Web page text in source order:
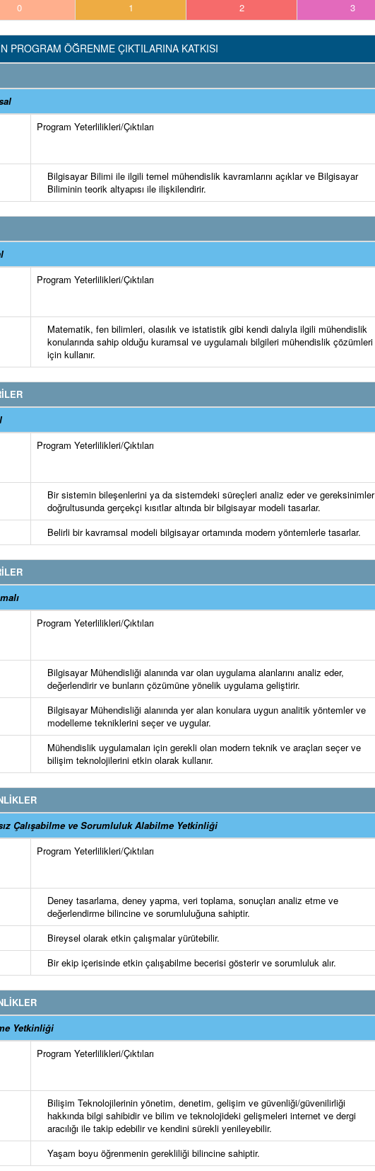
0
1 2 3
PROGRAM ÖĞRENME ÇIKTILARINA KATKISI
Program Yeterlilikleri/Çıktıları
Bilgisayar Bilimi ile ilgili temel mühendislik kavramlarını açıklar ve Bilgisayar
Biliminin teorik altyapısı ile ilişkilendirir.
Program Yeterlilikleri/Çıktıları
Matematik, fen bilimleri, olasılık ve istatistik gibi kendi dalıyla ilgili mühendislik
konularında sahip olduğu kuramsal ve uygulamalı bilgileri mühendislik çözümleri
için kullanır.
Program Yeterlilikleri/Çıktıları
Bir sistemin bileşenlerini ya da sistemdeki süreçleri analiz eder ve gereksinimler
doğrultusunda gerçekçi kısıtlar altında bir bilgisayar modeli tasarlar.
Belirli bir kavramsal modeli bilgisayar ortamında modern yöntemlerle tasarlar.
Program Yeterlilikleri/Çıktıları
Bilgisayar Mühendisliği alanında var olan uygulama alanlarını analiz eder,
değerlendirir ve bunların çözümüne yönelik uygulama geliştirir.
Bilgisayar Mühendisliği alanında yer alan konulara uygun analitik yöntemler ve
modelleme tekniklerini seçer ve uygular.
Mühendislik uygulamaları için gerekli olan modern teknik ve araçları seçer ve
bilişim teknolojilerini etkin olarak kullanır.
Çalışabilme ve Sorumluluk Alabilme Yetkinliği
Program Yeterlilikleri/Çıktıları
Deney tasarlama, deney yapma, veri toplama, sonuçları analiz etme ve
değerlendirme bilincine ve sorumluluğuna sahiptir.
Bireysel olarak etkin çalışmalar yürütebilir.
Bir ekip içerisinde etkin çalışabilme becerisi gösterir ve sorumluluk alır.
Yetkinliği
Program Yeterlilikleri/Çıktıları
Bilişim Teknolojilerinin yönetim, denetim, gelişim ve güvenliği/güvenilirliği
hakkında bilgi sahibidir ve bilim ve teknolojideki gelişmeleri internet ve dergi
aracılığı ile takip edebilir ve kendini sürekli yenileyebilir.
Yaşam boyu öğrenmenin gerekliliği bilincine sahiptir.